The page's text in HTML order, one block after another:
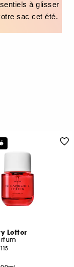
à glisser
sac cet été.
Letter
115